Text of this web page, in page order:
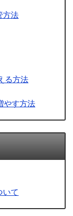
方法
る方法
やす方法
いて